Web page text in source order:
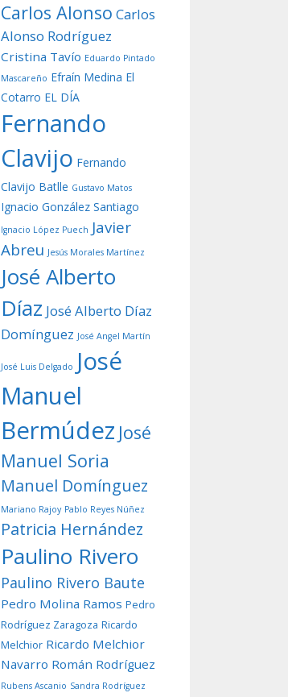
Carlos Alonso Carlos
Alonso Rodríguez
Cristina Tavío Eduardo Pintado
Mascareño Efraín Medina El
Cotarro EL DÍA
Fernando
Clavijo Fernando
Clavijo Batlle Gustavo Matos
Ignacio González Santiago
Ignacio López Puech Javier
Abreu Jesús Morales Martínez
José Alberto
Díaz José Alberto Díaz
Domínguez José Angel Martín
José Luis Delgado José
Manuel
Bermúdez José
Manuel Soria
Manuel Domínguez
Mariano Rajoy Pablo Reyes Núñez
Patricia Hernández
Paulino Rivero
Paulino Rivero Baute
Pedro Molina Ramos Pedro
Rodríguez Zaragoza Ricardo
Melchior Ricardo Melchior
Navarro Román Rodríguez
Rubens Ascanio Sandra Rodríguez